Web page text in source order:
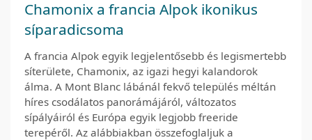
Chamonix a francia Alpok ikonikus
síparadicsoma
A francia Alpok egyik legjelentősebb és legismertebb
síterülete, Chamonix, az igazi hegyi kalandorok
álma. A Mont Blanc lábánál fekvő település méltán
híres csodálatos panorámájáról, változatos
sípályáiról és Európa egyik legjobb freeride
terepéről. Az alábbiakban összefoglaljuk a